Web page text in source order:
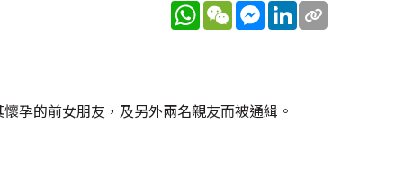
WhatsApp
WeChatMessenger
LinkedIn
孕的前女朋友，及另外兩名親友而被通緝。